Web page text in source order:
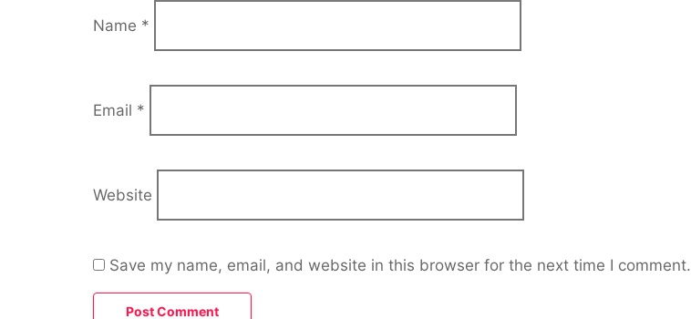
Name *
Email *
Website
Save my name, email, and website in this browser for the next time I comment.